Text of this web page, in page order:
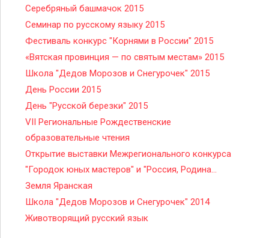
Серебряный башмачок 2015
Семинар по русскому языку 2015
Фестиваль конкурс "Корнями в России" 2015
«Вятская провинция — по святым местам» 2015
Школа "Дедов Морозов и Снегурочек" 2015
День России 2015
День "Русской березки" 2015
VII Региональные Рождественские
образовательные чтения
Открытие выставки Межрегионального конкурса
"Городок юных мастеров" и "Россия, Родина...
Земля Яранская
Школа "Дедов Морозов и Снегурочек" 2014
Животворящий русский язык